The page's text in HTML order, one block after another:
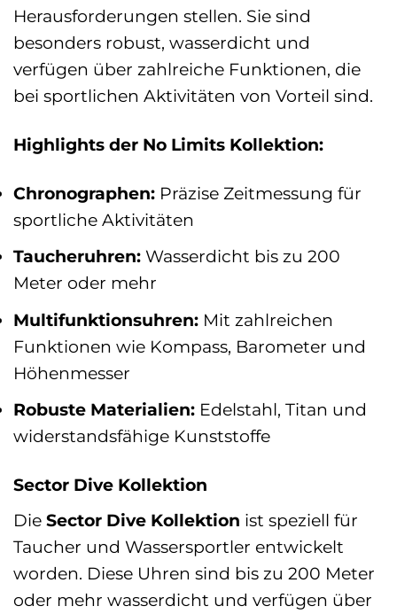
Herausforderungen stellen. Sie sind
besonders robust, wasserdicht und
verfügen über zahlreiche Funktionen, die
bei sportlichen Aktivitäten von Vorteil sind.
Highlights der No Limits Kollektion:
Chronographen: Präzise Zeitmessung für
sportliche Aktivitäten
Taucheruhren: Wasserdicht bis zu 200
Meter oder mehr
Multifunktionsuhren: Mit zahlreichen
Funktionen wie Kompass, Barometer und
Höhenmesser
Robuste Materialien: Edelstahl, Titan und
widerstandsfähige Kunststoffe
Sector Dive Kollektion
Die Sector Dive Kollektion ist speziell für
Taucher und Wassersportler entwickelt
worden. Diese Uhren sind bis zu 200 Meter
oder mehr wasserdicht und verfügen über